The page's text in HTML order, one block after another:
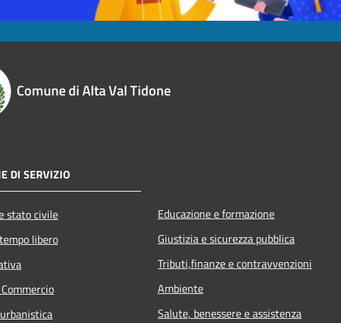
Comune di Alta Val Tidone
DI SERVIZIO
stato civile
libero
Educazione e formazione
Giustizia e sicurezza pubblica
Tributi,finanze e contravvenzioni
Ambiente
Salute, benessere e assistenza